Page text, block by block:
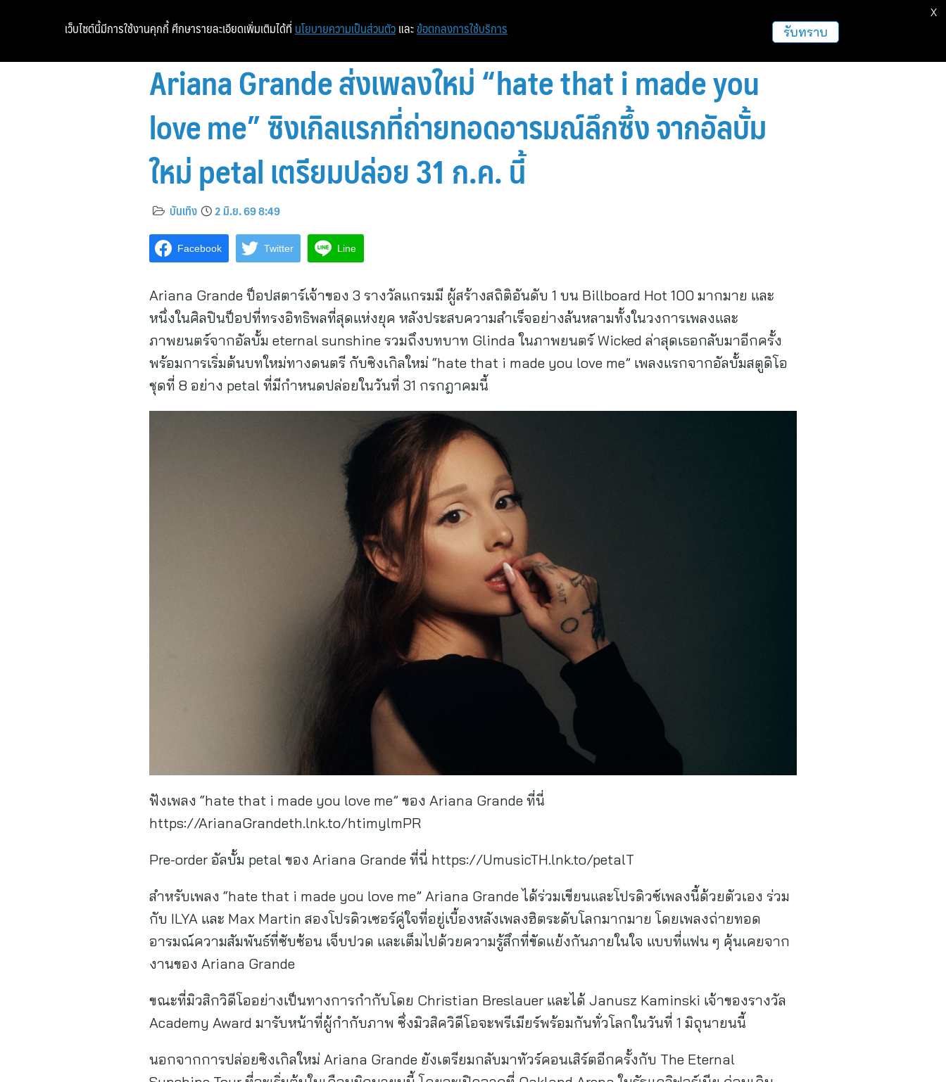
Ariana Grande ส่งเพลงใหม่ “hate that i made you
love me” ซิงเกิลแรกที่ถ่ายทอดอารมณ์ลึกซึ้ง จากอัลบั้ม
ใหม่ petal เตรียมปล่อย 31 ก.ค. นี้
บันเทิง 2 มิ.ย. 69 8:49
Facebook Twitter Line
Ariana Grande ป็อปสตาร์เจ้าของ 3 รางวัลแกรมมี ผู้สร้างสถิติอันดับ 1 บน Billboard Hot 100 มากมาย และ
หนึ่งในศิลปินป็อปที่ทรงอิทธิพลที่สุดแห่งยุค หลังประสบความสำเร็จอย่างล้นหลามทั้งในวงการเพลงและ
ภาพยนตร์จากอัลบั้ม eternal sunshine รวมถึงบทบาท Glinda ในภาพยนตร์ Wicked ล่าสุดเธอกลับมาอีกครั้ง
พร้อมการเริ่มต้นบทใหม่ทางดนตรี กับซิงเกิลใหม่ “hate that i made you love me” เพลงแรกจากอัลบั้มสตูดิโอ
ชุดที่ 8 อย่าง petal ที่มีกำหนดปล่อยในวันที่ 31 กรกฎาคมนี้
ฟังเพลง “hate that i made you love me” ของ Ariana Grande ที่นี่
https://ArianaGrandeth.lnk.to/htimylmPR
Pre-order อัลบั้ม petal ของ Ariana Grande ที่นี่ https://UmusicTH.lnk.to/petalT
สำหรับเพลง “hate that i made you love me” Ariana Grande ได้ร่วมเขียนและโปรดิวซ์เพลงนี้ด้วยตัวเอง ร่วม
กับ ILYA และ Max Martin สองโปรดิวเซอร์คู่ใจที่อยู่เบื้องหลังเพลงฮิตระดับโลกมากมาย โดยเพลงถ่ายทอด
อารมณ์ความสัมพันธ์ที่ซับซ้อน เจ็บปวด และเต็มไปด้วยความรู้สึกที่ขัดแย้งกันภายในใจ แบบที่แฟน ๆ คุ้นเคยจาก
งานของ Ariana Grande
ขณะที่มิวสิกวิดีโออย่างเป็นทางการกำกับโดย Christian Breslauer และได้ Janusz Kaminski เจ้าของรางวัล
Academy Award มารับหน้าที่ผู้กำกับภาพ ซึ่งมิวสิควิดีโอจะพรีเมียร์พร้อมกันทั่วโลกในวันที่ 1 มิถุนายนนี้
นอกจากการปล่อยซิงเกิลใหม่ Ariana Grande ยังเตรียมกลับมาทัวร์คอนเสิร์ตอีกครั้งกับ The Eternal
เว็บไซต์นี้มีการใช้งานคุกกี้ ศึกษารายละเอียดเพิ่มเติมได้ที่ นโยบายความเป็นส่วนตัว และ ข้อตกลงการใช้บริการ รับทราบ
X